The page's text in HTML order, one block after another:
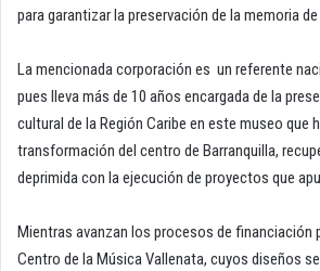
para garantizar la preservación de la memoria
La mencionada corporación es un referente
pues lleva más de 10 años encargada de la
cultural de la Región Caribe en este museo que
transformación del centro de Barranquilla,
deprimida con la ejecución de proyectos que
Mientras avanzan los procesos de financiación
Centro de la Música Vallenata, cuyos diseños